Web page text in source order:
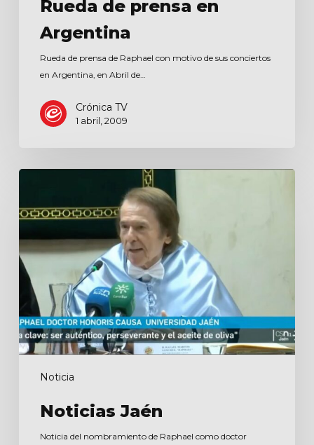
Rueda de prensa en
Argentina
Rueda de prensa de Raphael con motivo de sus conciertos
en Argentina, en Abril de…
Crónica TV
1 abril, 2009
Noticia
Noticias Jaén
Noticia del nombramiento de Raphael como doctor